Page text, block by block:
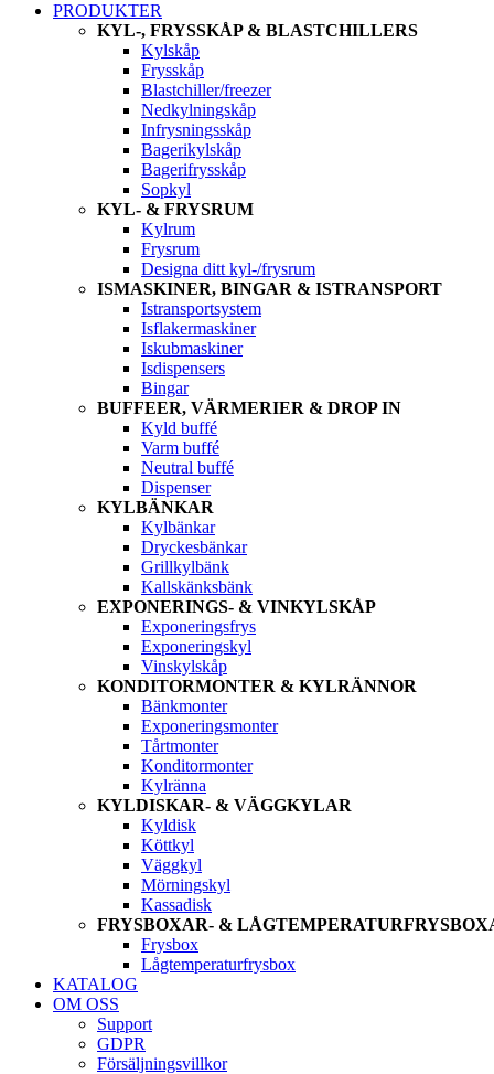
PRODUKTER
KYL-, FRYSSKÅP & BLASTCHILLERS
Kylskåp
Frysskåp
Blastchiller/freezer
Nedkylningskåp
Infrysningsskåp
Bagerikylskåp
Bagerifrysskåp
Sopkyl
KYL- & FRYSRUM
Kylrum
Frysrum
Designa ditt kyl-/frysrum
ISMASKINER, BINGAR & ISTRANSPORT
Istransportsystem
Isflakermaskiner
Iskubmaskiner
Isdispensers
Bingar
BUFFEER, VÄRMERIER & DROP IN
Kyld buffé
Varm buffé
Neutral buffé
Dispenser
KYLBÄNKAR
Kylbänkar
Dryckesbänkar
Grillkylbänk
Kallskänksbänk
EXPONERINGS- & VINKYLSKÅP
Exponeringsfrys
Exponeringskyl
Vinskylskåp
KONDITORMONTER & KYLRÄNNOR
Bänkmonter
Exponeringsmonter
Tårtmonter
Konditormonter
Kylränna
KYLDISKAR- & VÄGGKYLAR
Kyldisk
Köttkyl
Väggkyl
Mörningskyl
Kassadisk
FRYSBOXAR- &
Frysbox
Lågtemperaturfrysbox
KATALOG
OM OSS
Support
GDPR
Försäljningsvillkor